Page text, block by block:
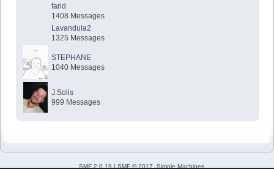
farid
1408 Messages
Lavandula2
1325 Messages
STEPHANE
1040 Messages
J.Solis
999 Messages
SMF 2.0.19 | SMF © 2017 Simple Machines